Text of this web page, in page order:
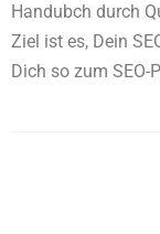
Handubch durch
Ziel ist es, Dein
Dich so zum SEO-